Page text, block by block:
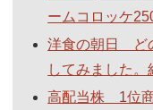
ームコロッケ
洋食の朝日 ど
してみました。
高配当株 1位